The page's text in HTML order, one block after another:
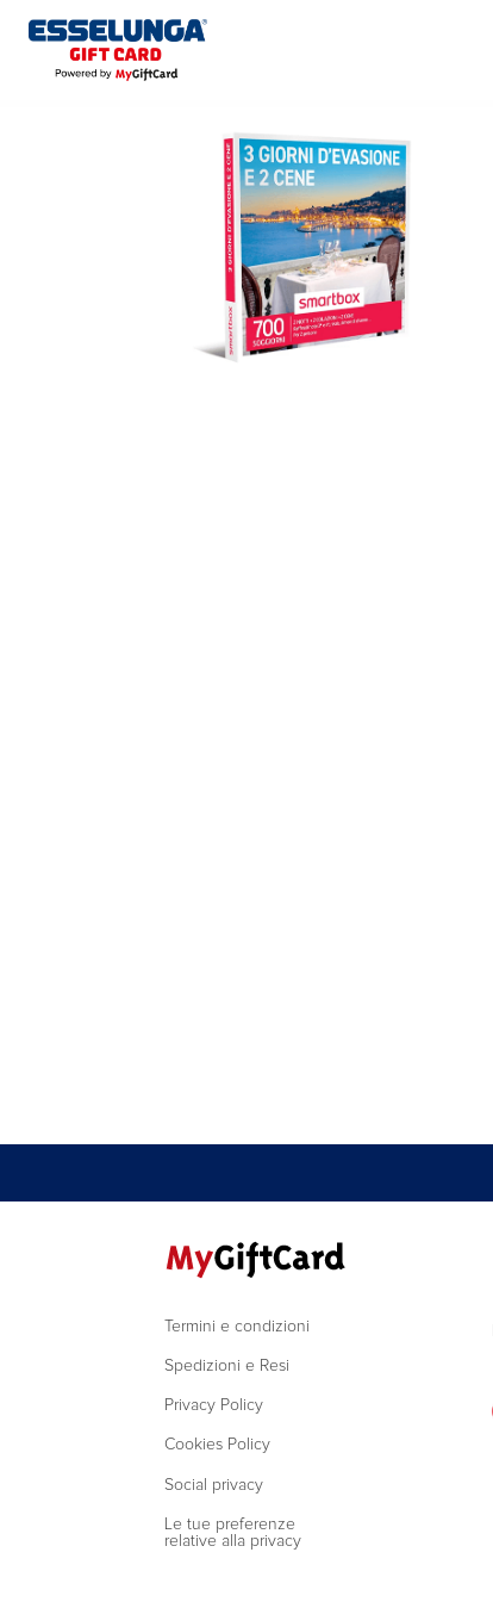
Termini e condizioni
Spedizioni e Resi
Privacy Policy
Cookies Policy
Social privacy
Le tue preferenze
relative alla privacy